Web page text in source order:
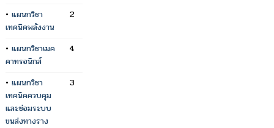
• แผนกวิชา
เทคนิคพลังงาน
2
• แผนกวิชาเมค
คาทรอนิกส์
4
• แผนกวิชา
เทคนิคควบคุม
และซ่อมระบบ
ขนส่งทางราง
3